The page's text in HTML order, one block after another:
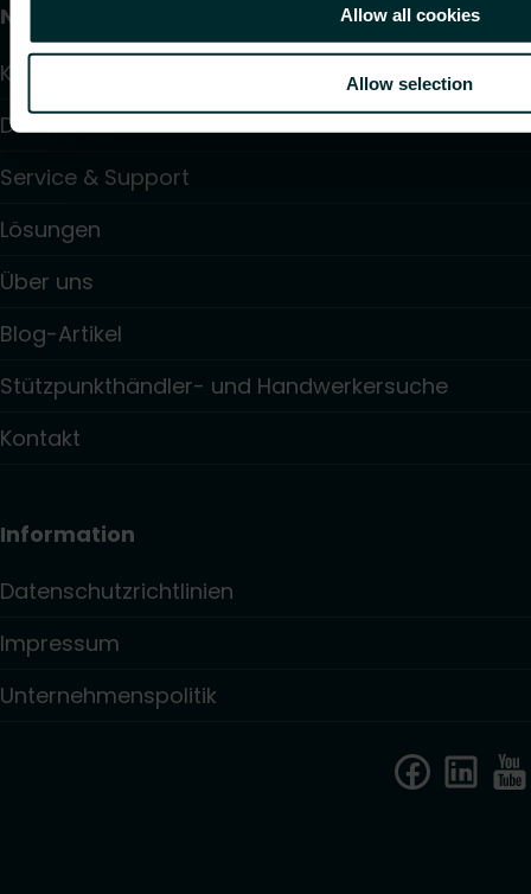
Allow all cookies
Allow selection
Nützliche Links
Kalulator
Downloads
Service & Support
Lösungen
Über uns
Blog-Artikel
Stützpunkthändler- und Handwerkersuche
Kontakt
Information
Datenschutzrichtlinien
Impressum
Unternehmenspolitik